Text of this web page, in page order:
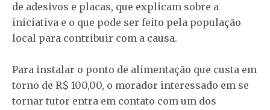
de adesivos e placas, que explicam sobre a
iniciativa e o que pode ser feito pela população
local para contribuir com a causa.
Para instalar o ponto de alimentação que custa em
torno de R$ 100,00, o morador interessado em se
tornar tutor entra em contato com um dos